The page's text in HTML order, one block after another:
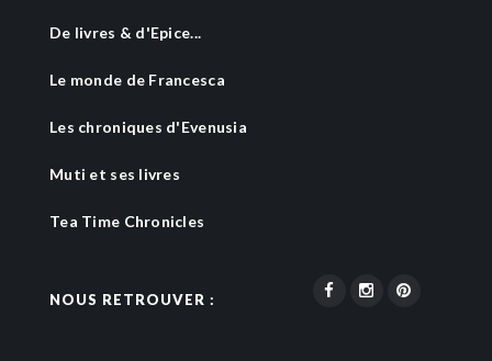
De livres & d'Epice...
Le monde de Francesca
Les chroniques d'Evenusia
Muti et ses livres
Tea Time Chronicles
NOUS RETROUVER :